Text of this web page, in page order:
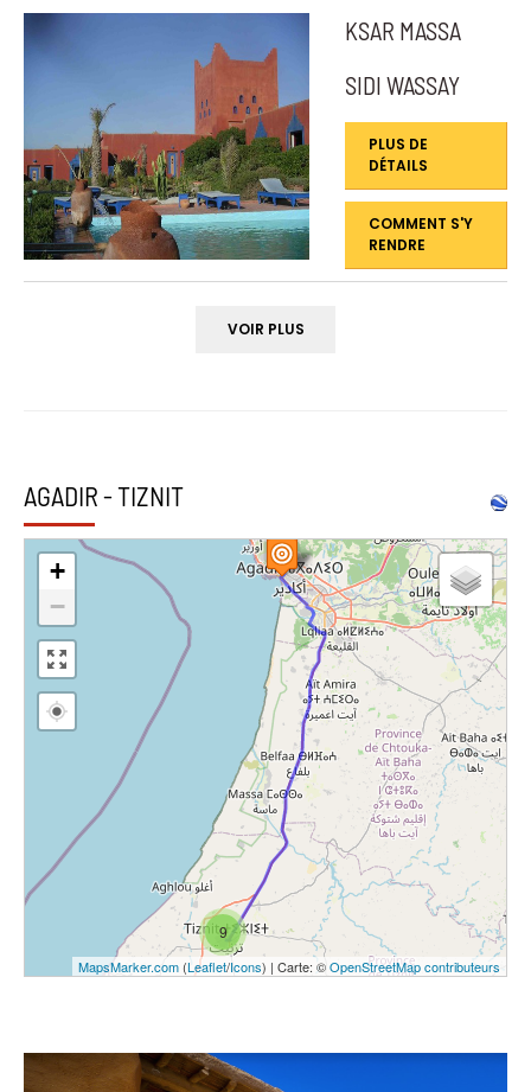
KSAR MASSA
SIDI WASSAY
PLUS DE
DÉTAILS
COMMENT S'Y
RENDRE
VOIR PLUS
AGADIR - TIZNIT
9
+
−
MapsMarker.com (Leaflet/Icons) | Carte: ©OpenStreetMap contributeurs